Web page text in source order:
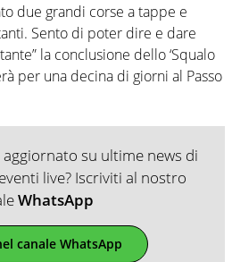
due grandi corse a tappe e
Sento di poter dire e dare
la conclusione dello ‘Squalo
per una decina di giorni al Passo
su ultime news di
live? Iscriviti al nostro
WhatsApp
canale WhatsApp